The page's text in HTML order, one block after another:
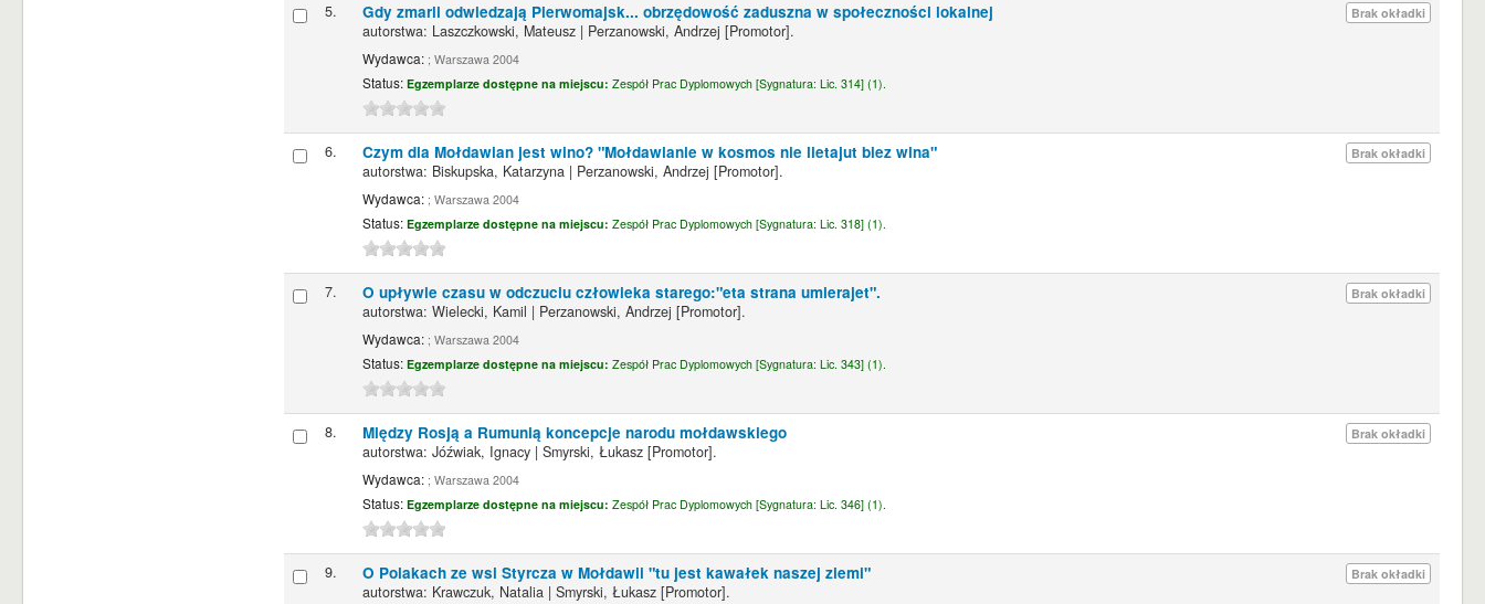
5. Brak okładki
Gdy zmarli odwiedzają Pierwomajsk... obrzędowość zaduszna w społeczności lokalnej
autorstwa: Laszczkowski, Mateusz| Perzanowski, Andrzej [Promotor].
Wydawca: ; Warszawa 2004
Status: Egzemplarze dostępne na miejscu: Zespół Prac Dyplomowych [Sygnatura: Lic. 314] (1).
6. Brak okładki
Czym dla Mołdawian jest wino? "Mołdawianie w kosmos nie lietajut biez wina"
autorstwa: Biskupska, Katarzyna| Perzanowski, Andrzej [Promotor].
Wydawca: ; Warszawa 2004
Status: Egzemplarze dostępne na miejscu: Zespół Prac Dyplomowych [Sygnatura: Lic. 318] (1).
7. Brak okładki
O upływie czasu w odczuciu człowieka starego:"eta strana umierajet".
autorstwa: Wielecki, Kamil | Perzanowski, Andrzej [Promotor].
Wydawca: ; Warszawa 2004
Status: Egzemplarze dostępne na miejscu: Zespół Prac Dyplomowych [Sygnatura: Lic. 343] (1).
8. Brak okładki
Między Rosją a Rumunią koncepcje narodu mołdawskiego
autorstwa: Jóźwiak, Ignacy| Smyrski, Łukasz[Promotor].
Wydawca: ; Warszawa 2004
Status: Egzemplarze dostępne na miejscu: Zespół Prac Dyplomowych [Sygnatura: Lic. 346] (1).
9. Brak okładki
O Polakach ze wsi Styrcza w Mołdawii "tu jest kawałek naszej ziemi"
autorstwa: Krawczuk, Natalia| Smyrski, Łukasz[Promotor].